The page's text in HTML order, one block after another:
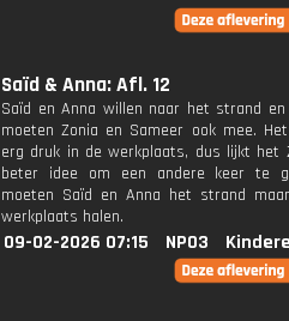
Saïd & Anna: Afl. 12
Saïd en Anna willen naar het strand
moeten Zonia en Sameer ook mee.
erg druk in de werkplaats, dus lijkt het
beter idee om een andere keer te
moeten Saïd en Anna het strand
werkplaats halen.
09-02-2026 07:15 NPO3